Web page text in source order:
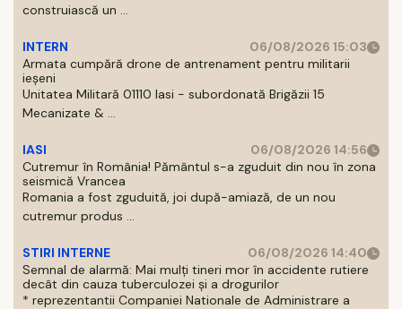
construiască un ...
INTERN
06/08/2026 15:03
Armata cumpără drone de antrenament pentru militarii
ieșeni
Unitatea Militară 01110 Iasi - subordonată Brigăzii 15
Mecanizate & ...
IASI
06/08/2026 14:56
Cutremur în România! Pământul s-a zguduit din nou în zona
seismică Vrancea
Romania a fost zguduită, joi după-amiază, de un nou
cutremur produs ...
STIRI INTERNE
06/08/2026 14:40
Semnal de alarmă: Mai mulți tineri mor în accidente rutiere
decât din cauza tuberculozei și a drogurilor
* reprezentantii Companiei Nationale de Administrare a